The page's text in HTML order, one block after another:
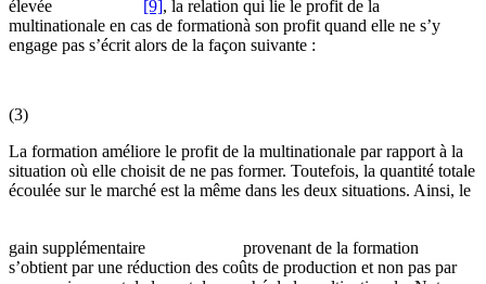
élevée [9], la relation qui lie le profit de la
multinationale en cas de formationà son profit quand elle ne s’y
engage pas s’écrit alors de la façon suivante :
(3)
La formation améliore le profit de la multinationale par rapport à la
situation où elle choisit de ne pas former. Toutefois, la quantité totale
écoulée sur le marché est la même dans les deux situations. Ainsi, le
gain supplémentaire
provenant de la formation
s’obtient par une réduction des coûts de production et non pas par